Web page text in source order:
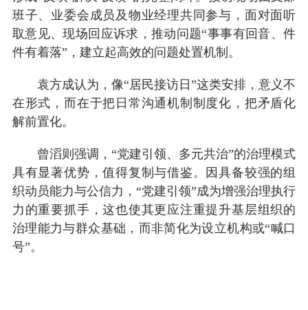
班子、业委会成员及物业经理共同参与，面对面听
取意见、现场回应诉求，推动问题“事事有回音、件
件有着落”，建立起高效的问题处置机制。
袁方成认为，像“居民接访日”这类安排，意义不
在形式，而在于把日常沟通机制制度化，把矛盾化
解前置化。
曾滔则强调，“党建引领、多元共治”的治理模式
具有显著优势，值得复制与借鉴。因具备较强的组
织动员能力与公信力，“党建引领”成为增强治理执行
力的重要抓手，这也使其更应注重提升基层组织的
治理能力与群众基础，而非简化为设立机构或“喊口
号”。